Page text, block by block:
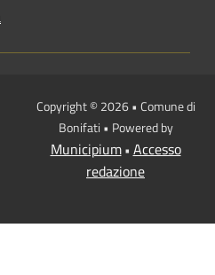
Copyright © 2026 • Comune di
Bonifati • Powered by
Municipium• Accesso
redazione